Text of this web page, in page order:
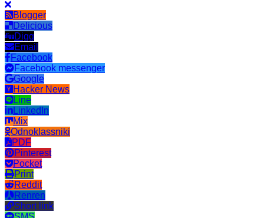
Blogger
Delicious
Digg
Email
Facebook
Facebook messenger
Google
Hacker News
Line
LinkedIn
Mix
Odnoklassniki
PDF
Pinterest
Pocket
Print
Reddit
Renren
Short link